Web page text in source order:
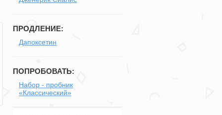
ПРОДЛЕНИЕ:
Дапоксетин
ПОПРОБОВАТЬ:
Набор - пробник
«Классический»